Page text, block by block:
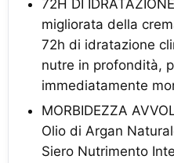
72H DI
migliorata della
72h di idratazione
nutre in profondità,
immediatamente
MORBIDEZZA
Olio di Argan
Siero Nutrimento